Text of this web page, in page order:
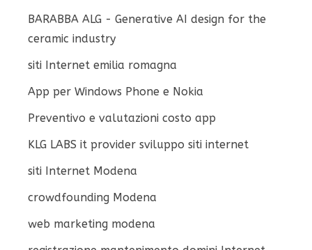
BARABBA ALG - Generative AI design for the
ceramic industry
siti Internet emilia romagna
App per Windows Phone e Nokia
Preventivo e valutazioni costo app
KLG LABS it provider sviluppo siti internet
siti Internet Modena
crowdfounding Modena
web marketing modena